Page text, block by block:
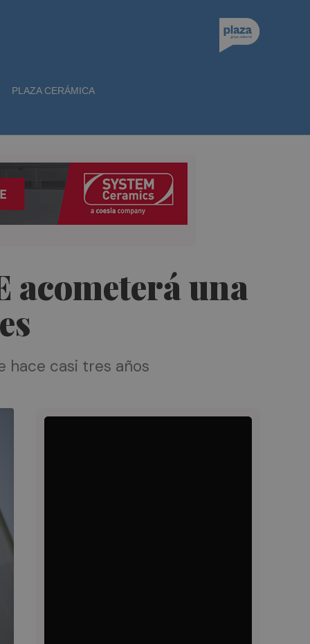
PLAZA CERÁMICA
acometerá una
hace casi tres años